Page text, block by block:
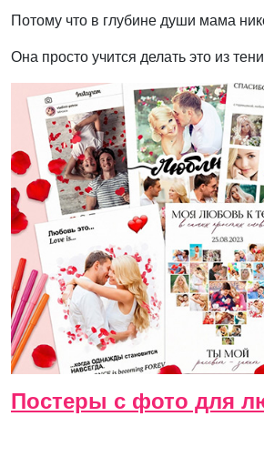
Потому что в глубине души мама
Она просто учится делать это из
Постеры с фото для